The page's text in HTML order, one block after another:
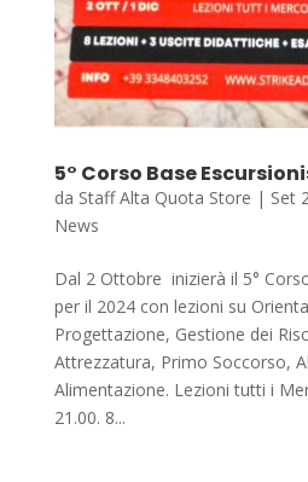
5° Corso Base
da Staff Alta Quota Store | Set
News
Dal 2 Ottobre inizierà il 5°
per il 2024 con lezioni su
Progettazione, Gestione dei
Attrezzatura, Primo Soccorso,
Alimentazione. Lezioni tutti i
21.00. 8...